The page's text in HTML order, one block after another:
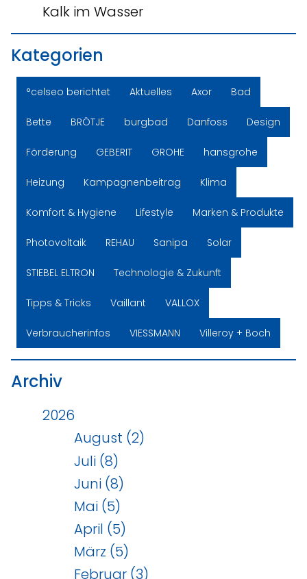
Kalk im Wasser
Kategorien
°celseo berichtet Aktuelles Axor Bad
Bette BRÖTJE burgbad Danfoss Design
Förderung GEBERIT GROHE hansgrohe
Heizung Kampagnenbeitrag Klima
Komfort & Hygiene Lifestyle Marken & Produkte
Photovoltaik REHAU Sanipa Solar
STIEBEL ELTRON Technologie & Zukunft
Tipps & Tricks Vaillant VALLOX
Verbraucherinfos VIESSMANN Villeroy + Boch
Archiv
2026
August (2)
Juli (8)
Juni (8)
Mai (5)
April (5)
März (5)
Februar (3)